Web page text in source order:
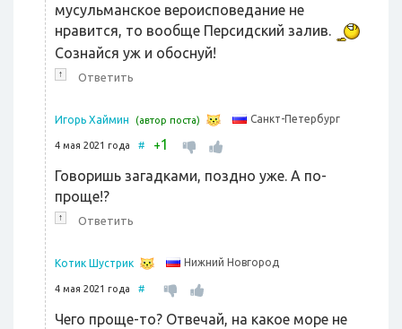
мусульманское вероисповедание не
нравится, то вообще Персидский залив.
Сознайся уж и обоснуй!
↑ Ответить
Игорь Хаймин (автор поста) Санкт-Петербург
4 мая 2021 года # +1
Говоришь загадками, поздно уже. А по-
проще!?
↑ Ответить
Котик Шустрик Нижний Новгород
4 мая 2021 года #
Чего проще-то? Отвечай, на какое море не